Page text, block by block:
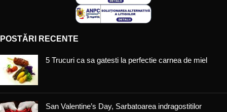
POSTĂRI RECENTE
5 Trucuri ca sa gatesti la perfectie carnea de miel
San Valentine’s Day, Sarbatoarea indragostitilor